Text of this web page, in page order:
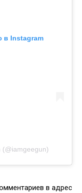
в Instagram
(@iamgeegun)
в адрес